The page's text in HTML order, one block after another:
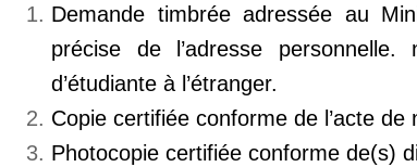
Demande timbrée adressée au
précise de l’adresse
d’étudiante à l’étranger.
Copie certifiée conforme de l’acte de
Photocopie certifiée conforme de(s)